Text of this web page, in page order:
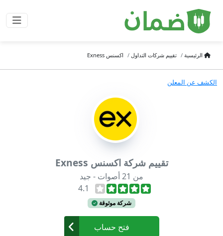
الرئيسية تقييم شركات التداول اكسنس Exness
الكشف عن المعلن
تقييم شركة اكسنس Exness
من 21 أصوات - جيد
4.1
شركة موثوقة
فتح حساب